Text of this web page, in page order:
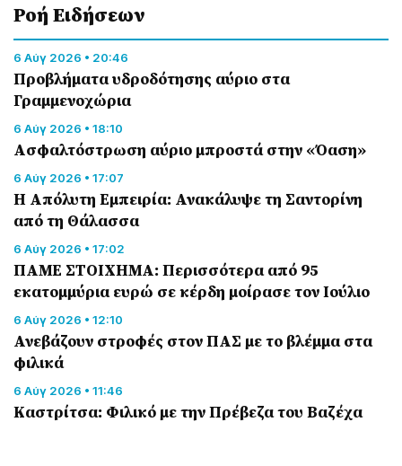
Ροή Eιδήσεων
6 Αύγ 2026 • 20:46
Προβλήματα υδροδότησης αύριο στα
Γραμμενοχώρια
6 Αύγ 2026 • 18:10
Ασφαλτόστρωση αύριο μπροστά στην «Όαση»
6 Αύγ 2026 • 17:07
Η Απόλυτη Εμπειρία: Ανακάλυψε τη Σαντορίνη
από τη Θάλασσα
6 Αύγ 2026 • 17:02
ΠΑΜΕ ΣΤΟΙΧΗΜΑ: Περισσότερα από 95
εκατομμύρια ευρώ σε κέρδη μοίρασε τον Ιούλιο
6 Αύγ 2026 • 12:10
Ανεβάζουν στροφές στον ΠΑΣ με το βλέμμα στα
φιλικά
6 Αύγ 2026 • 11:46
Καστρίτσα: Φιλικό με την Πρέβεζα του Βαζέχα